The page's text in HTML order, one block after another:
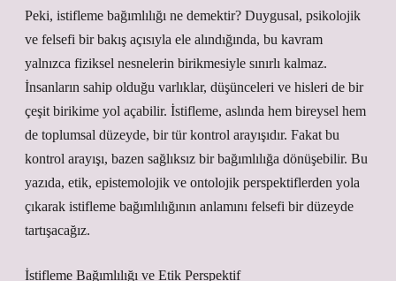
Peki, istifleme bağımlılığı ne demektir? Duygusal, psikolojik
ve felsefi bir bakış açısıyla ele alındığında, bu kavram
yalnızca fiziksel nesnelerin birikmesiyle sınırlı kalmaz.
İnsanların sahip olduğu varlıklar, düşünceleri ve hisleri de bir
çeşit birikime yol açabilir. İstifleme, aslında hem bireysel hem
de toplumsal düzeyde, bir tür kontrol arayışıdır. Fakat bu
kontrol arayışı, bazen sağlıksız bir bağımlılığa dönüşebilir. Bu
yazıda, etik, epistemolojik ve ontolojik perspektiflerden yola
çıkarak istifleme bağımlılığının anlamını felsefi bir düzeyde
tartışacağız.
İstifleme Bağımlılığı ve Etik Perspektif